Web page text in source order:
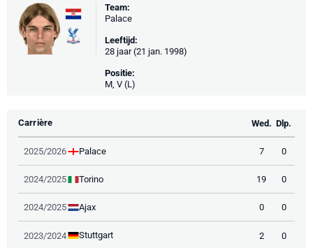
Team:
Palace
Leeftijd:
28 jaar (21 jan. 1998)
Positie:
M, V (L)
Carrière Wed. Dlp.
2025/2026 Palace 7 0
2024/2025 Torino 19 0
2024/2025 Ajax 0 0
2023/2024 Stuttgart 2 0